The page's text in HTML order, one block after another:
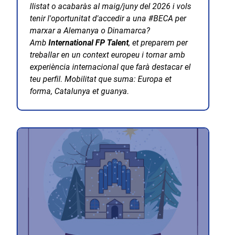
llistat o acabaràs al maig/juny del 2026 i vols
tenir l'oportunitat d'accedir a una #BECA per
marxar a Alemanya o Dinamarca?
AmbInternational FP Talent, et preparem per
treballar en un context europeu i tornar amb
experiència internacional que farà destacar el
teu perfil. Mobilitat que suma: Europa et
forma, Catalunya et guanya.